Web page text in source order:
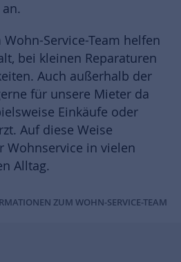
Service-Team helfen
bei kleinen Reparaturen
Auch außerhalb der
für unsere Mieter da
Einkäufe oder
Auf diese Weise
Wohnservice in vielen
Alltag.
ZUM WOHN-SERVICE-TEAM